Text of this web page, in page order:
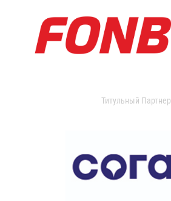
Титульный Партнер